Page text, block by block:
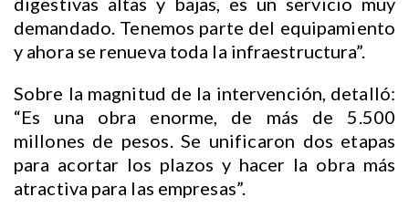
demandado. Tenemos parte del equipamiento
y ahora se renueva toda la infraestructura”.
Sobre la magnitud de la intervención, detalló:
“Es una obra enorme, de más de 5.500
millones de pesos. Se unificaron dos etapas
para acortar los plazos y hacer la obra más
atractiva para las empresas”.